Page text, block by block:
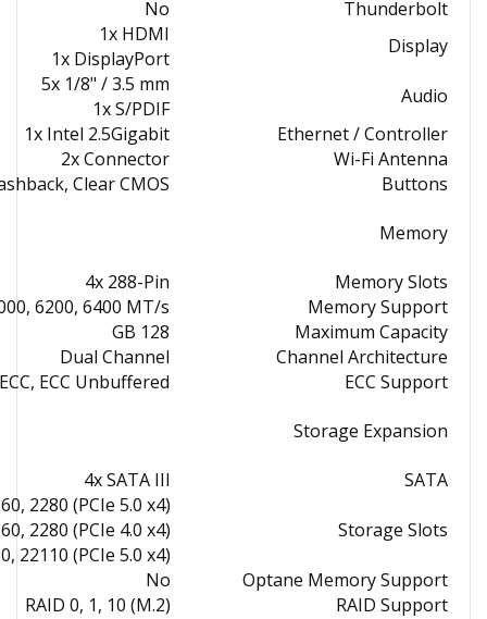
Thunderbolt
No
Display
1x HDMI
1x DisplayPort
Audio
5x 1/8" / 3.5 mm
1x S/PDIF
Ethernet / Controller
1x Intel 2.5Gigabit
Wi-Fi Antenna
2x Connector
Buttons
Clear CMOS
Memory
Memory Slots
4x 288-Pin
Memory Support
6200, 6400 MT/s
Maximum Capacity
128 GB
Channel Architecture
Dual Channel
ECC Support
ECC Unbuffered
Storage Expansion
SATA
4x SATA III
Storage Slots
2280 (PCIe 5.0 x4)
2280 (PCIe 4.0 x4)
22110 (PCIe 5.0 x4)
Optane Memory Support
No
RAID Support
RAID 0, 1, 10 (M.2)